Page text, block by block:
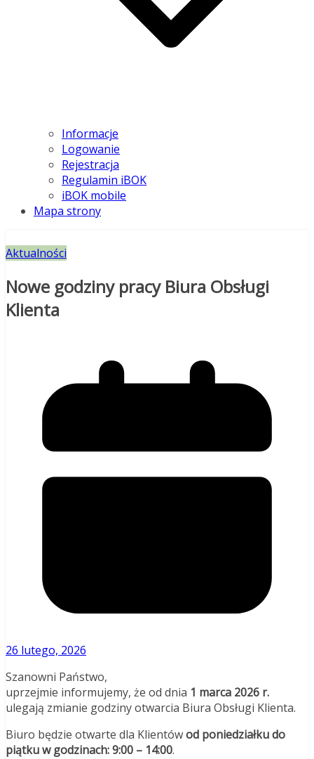
Informacje
Logowanie
Rejestracja
Regulamin iBOK
iBOK mobile
Mapa strony
Aktualności
Nowe godziny pracy Biura Obsługi
Klienta
26 lutego, 2026
Szanowni Państwo,
uprzejmie informujemy, że od dnia 1 marca 2026 r.
ulegają zmianie godziny otwarcia Biura Obsługi Klienta.
Biuro będzie otwarte dla Klientówod poniedziałku do
piątku w godzinach: 9:00 – 14:00.